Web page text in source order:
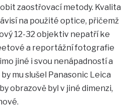
zaostřovací metody. Kvalita
na použité optice, přičemž
12-32 objektiv nepatří ke
a reportážní fotografie
jiné i svou nenápadností a
mu slušel Panasonic Leica
obrazově byl v jiné dimenzi,